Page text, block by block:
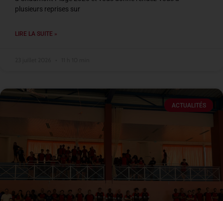
plusieurs reprises sur
LIRE LA SUITE »
ACTUALITÉS